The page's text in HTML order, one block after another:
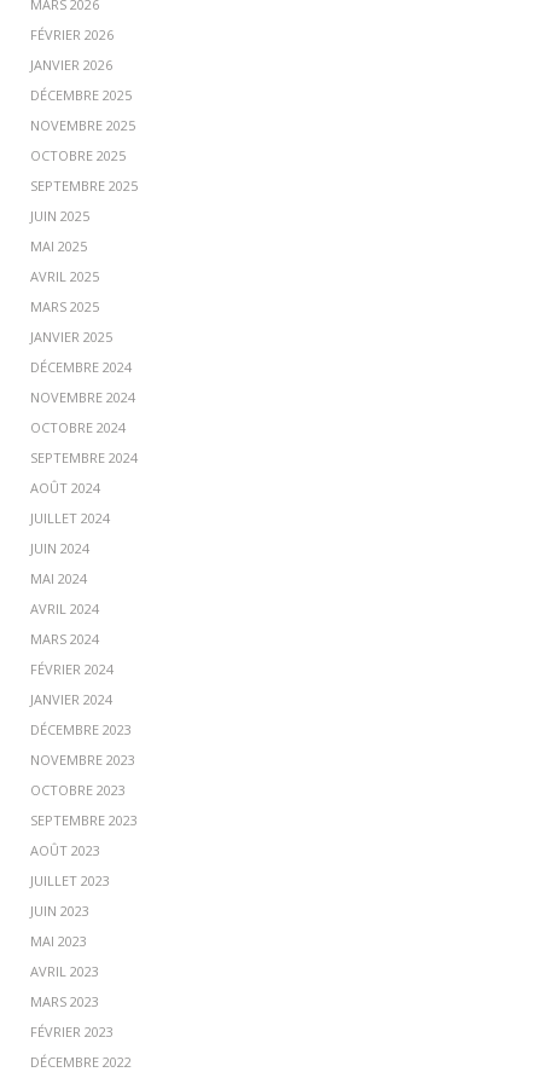
MARS 2026
FÉVRIER 2026
JANVIER 2026
DÉCEMBRE 2025
NOVEMBRE 2025
OCTOBRE 2025
SEPTEMBRE 2025
JUIN 2025
MAI 2025
AVRIL 2025
MARS 2025
JANVIER 2025
DÉCEMBRE 2024
NOVEMBRE 2024
OCTOBRE 2024
SEPTEMBRE 2024
AOÛT 2024
JUILLET 2024
JUIN 2024
MAI 2024
AVRIL 2024
MARS 2024
FÉVRIER 2024
JANVIER 2024
DÉCEMBRE 2023
NOVEMBRE 2023
OCTOBRE 2023
SEPTEMBRE 2023
AOÛT 2023
JUILLET 2023
JUIN 2023
MAI 2023
AVRIL 2023
MARS 2023
FÉVRIER 2023
DÉCEMBRE 2022